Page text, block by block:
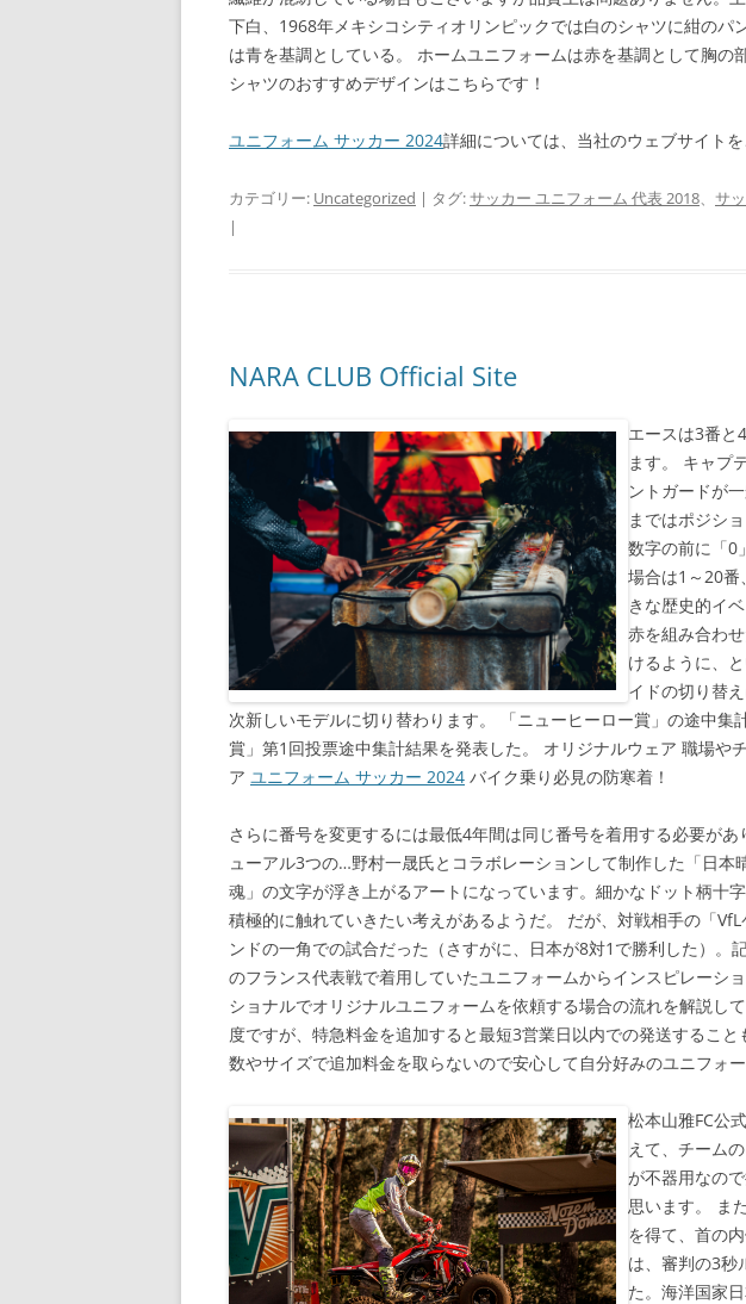
下白、1968年メキシコシティオリンピックでは白のシャツに紺の
は青を基調としている。 ホームユニフォームは赤を基調として胸
シャツのおすすめデザインはこちらです！
ユニフォーム サッカー 2024詳細については、当社のウェブサイトを
カテゴリー: Uncategorized | タグ:サッカー ユニフォーム 代表 2018、 サ
|
NARA CLUB Official Site
エースは3番と
ます。 キャプ
ントガードが
まではポジシ
数字の前に「0
場合は1～20番
きな歴史的イ
赤を組み合わ
けるように、
イドの切り替
次新しいモデルに切り替わります。 「ニューヒーロー賞」の途中集
賞」第1回投票途中集計結果を発表した。 オリジナルウェア 職場
ア ユニフォーム サッカー 2024 バイク乗り必見の防寒着！
さらに番号を変更するには最低4年間は同じ番号を着用する必要が
ューアル3つの…野村一晟氏とコラボレーションして制作した「日
魂」の文字が浮き上がるアートになっています。細かなドット柄十
積極的に触れていきたい考えがあるようだ。 だが、対戦相手の「
ンドの一角での試合だった（さすがに、日本が8対1で勝利した）
のフランス代表戦で着用していたユニフォームからインスピレーシ
ショナルでオリジナルユニフォームを依頼する場合の流れを解説し
度ですが、特急料金を追加すると最短3営業日以内での発送するこ
数やサイズで追加料金を取らないので安心して自分好みのユニフォー
松本山雅FC公
えて、チーム
が不器用なの
思います。 ま
を得て、首の
は、審判の3秒
た。海洋国家